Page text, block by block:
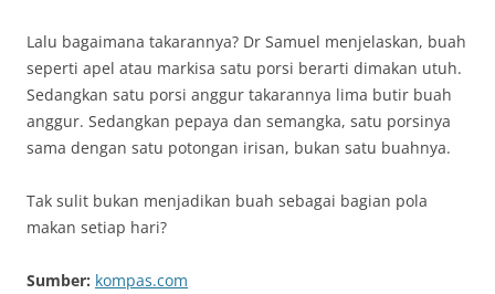
Lalu bagaimana takarannya? Dr Samuel menjelaskan, buah
seperti apel atau markisa satu porsi berarti dimakan utuh.
Sedangkan satu porsi anggur takarannya lima butir buah
anggur. Sedangkan pepaya dan semangka, satu porsinya
sama dengan satu potongan irisan, bukan satu buahnya.
Tak sulit bukan menjadikan buah sebagai bagian pola
makan setiap hari?
Sumber: kompas.com